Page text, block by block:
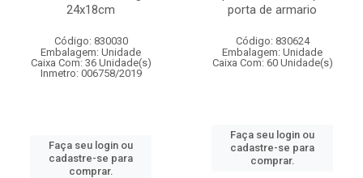
24x18cm
Código: 830030
Embalagem: Unidade
Caixa Com: 36 Unidade(s)
Inmetro: 006758/2019
Faça seu login ou
cadastre-se para
comprar.
porta de armario
Código: 830624
Embalagem: Unidade
Caixa Com: 60 Unidade(s)
Faça seu login ou
cadastre-se para
comprar.